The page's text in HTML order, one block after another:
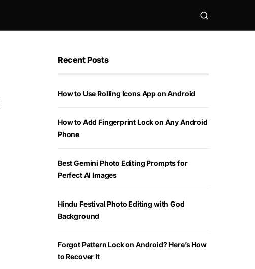
Recent Posts
How to Use Rolling Icons App on Android
How to Add Fingerprint Lock on Any Android
Phone
Best Gemini Photo Editing Prompts for
Perfect AI Images
Hindu Festival Photo Editing with God
Background
Forgot Pattern Lock on Android? Here’s How
to Recover It